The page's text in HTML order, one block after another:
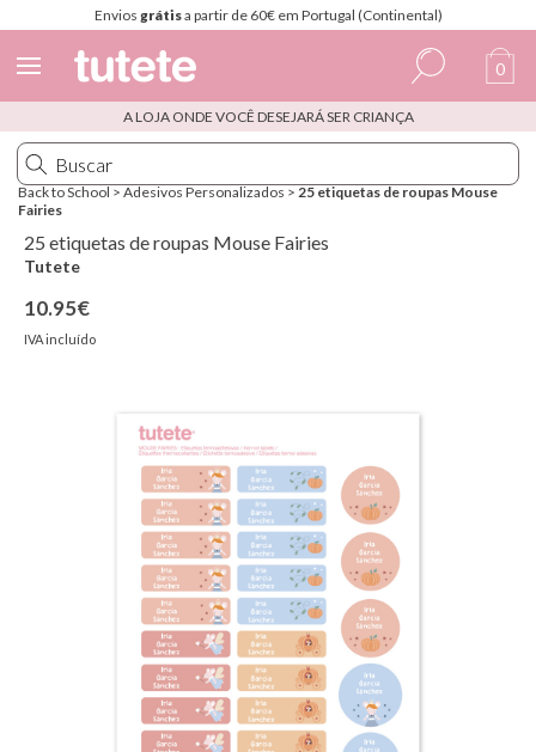
Envios grátisa partir de 60€ em Portugal (Continental)
Espanhol
Italiano
0
A LOJA ONDE VOCÊ DESEJARÁ SER CRIANÇA
Back to School > Adesivos Personalizados > 25 etiquetas de roupas Mouse
Fairies
25 etiquetas de roupas Mouse Fairies
Tutete
10.95€
IVA incluído